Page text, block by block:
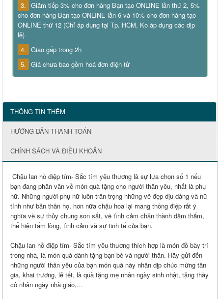
3. Giảm tiếp 3% cho đơn hàng Bạn tạo ONLINE lần thứ 2, 5%
cho đơn hàng Bạn tạo ONLINE lần 6 và 10% cho đơn hàng tạo
ONLINE thứ 12 (Chỉ áp dụng tại Tp. HCM, Ko áp dụng các dịp
lễ)
4. Giao gấp trong 2h
5. Giá chưa bao gồm hoá đơn điện tử
THÔNG TIN THÊM
HƯỚNG DẪN THANH TOÁN
CHÍNH SÁCH VÀ ĐIỀU KHOẢN
Chậu lan hồ điệp tím- Sắc tím yêu thương là sự lựa chọn số 1 nếu
bạn đang phân vân về món quà tặng cho người thân yêu, nhất là phụ
nữ. Những người phụ nữ luôn trân trọng những vẻ đẹp dịu dàng và nữ
tính như bản thân họ, hơn nữa chậu hoa lại mang thông điệp rất ý
nghĩa về sự thủy chung son sắt, về tình cảm chân thành đằm thắm,
thể hiện tấm lòng, tình cảm và sự tinh tế của bạn.
Chậu lan hồ điệp tím- Sắc tím yêu thương thích hợp là món đồ bày trí
trong nhà, là món quà dành tặng bạn bè và người thân. Hãy gửi đến
những người thân yêu của bạn món quà này nhân dịp chúc mừng tân
gia, khai trương, lễ tết, là quà tặng mẹ nhân ngày sinh nhật, tặng thầy
cô nhân ngày nhà giáo,…